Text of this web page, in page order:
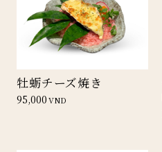
牡蛎チーズ焼き
95,000VND